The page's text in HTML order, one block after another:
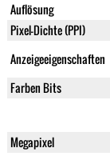
Auflösung
Pixel-Dichte (PPI)
Anzeigeeigenschaften
Farben Bits
Megapixel